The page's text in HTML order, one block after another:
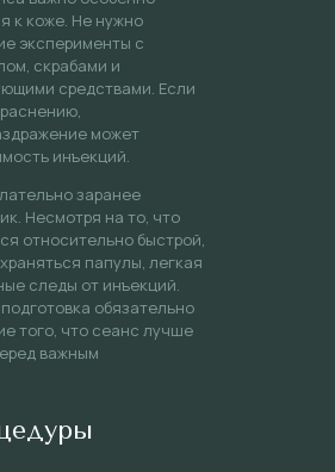
к коже. Не нужно
эксперименты с
скрабами и
средствами. Если
может
инъекций.
заранее
Несмотря на то, что
относительно быстрой,
папулы, легкая
следы от инъекций.
обязательно
того, что сеанс лучше
важным